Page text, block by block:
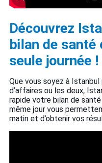
Découvrez
bilan de santé
seule journée !
Que vous soyez à
d’affaires ou les deux,
rapide votre bilan de
même jour vous
matin et d’obtenir vos